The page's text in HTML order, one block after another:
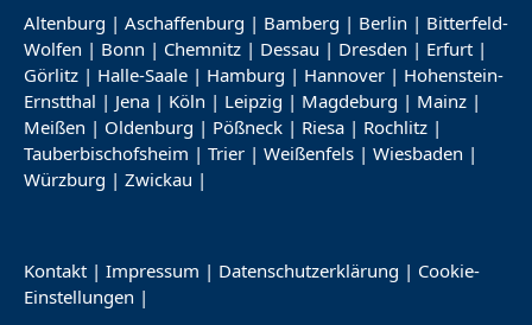
Altenburg | Aschaffenburg | Bamberg | Berlin | Bitterfeld-
Wolfen | Bonn | Chemnitz | Dessau | Dresden | Erfurt |
Görlitz | Halle-Saale | Hamburg | Hannover | Hohenstein-
Ernstthal | Jena | Köln | Leipzig | Magdeburg | Mainz |
Meißen | Oldenburg | Pößneck | Riesa | Rochlitz |
Tauberbischofsheim | Trier | Weißenfels | Wiesbaden |
Würzburg | Zwickau |
Kontakt | Impressum | Datenschutzerklärung | Cookie-
Einstellungen |